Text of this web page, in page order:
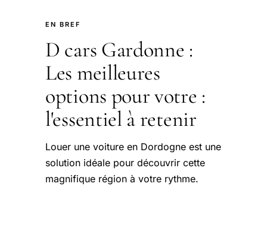
EN BREF
D cars Gardonne :
Les meilleures
options pour votre :
l'essentiel à retenir
Louer une voiture en Dordogne est une
solution idéale pour découvrir cette
magnifique région à votre rythme.